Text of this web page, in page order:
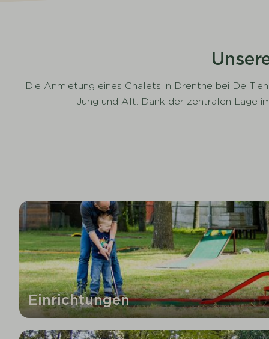
Die Anmietung eines Chalets in Drenthe bei De
Jung und Alt. Dank der zentralen Lage
Einrichtungen